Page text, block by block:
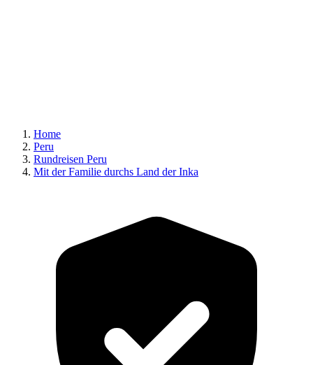
Home
Peru
Rundreisen Peru
Mit der Familie durchs Land der Inka